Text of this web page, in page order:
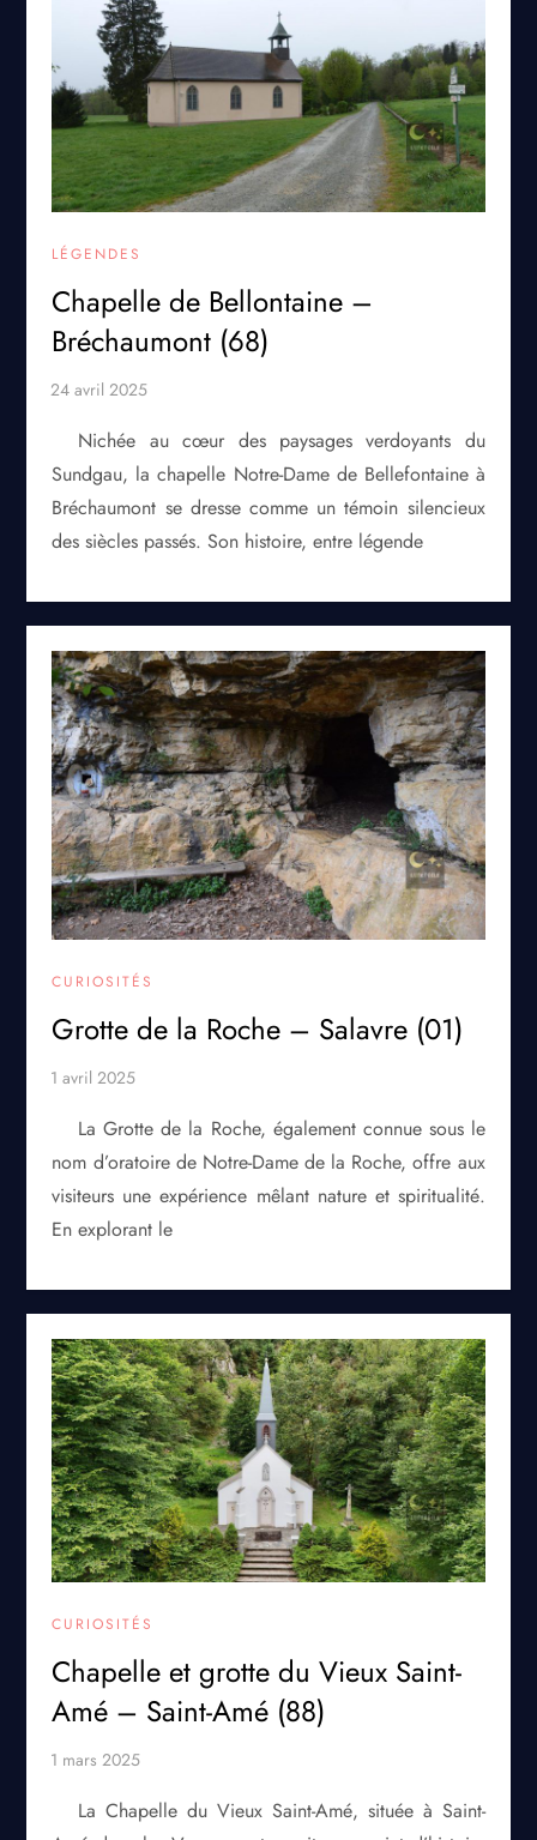
LÉGENDES
Chapelle de Bellontaine –
Bréchaumont (68)
​Nichée au cœur des paysages verdoyants du
Sundgau, la chapelle Notre-Dame de Bellefontaine à
Bréchaumont se dresse comme un témoin silencieux
des siècles passés. Son histoire, entre légende
CURIOSITÉS
Grotte de la Roche – Salavre (01)
La Grotte de la Roche, également connue sous le
nom d’oratoire de Notre-Dame de la Roche, offre aux
visiteurs une expérience mêlant nature et spiritualité.
En explorant le
CURIOSITÉS
Chapelle et grotte du Vieux Saint-
Amé – Saint-Amé (88)
La Chapelle du Vieux Saint-Amé, située à Saint-